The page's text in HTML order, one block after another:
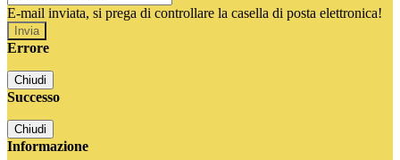
E-mail inviata, si prega di controllare la casella di posta elettronica!
Errore
Chiudi
Successo
Chiudi
Informazione